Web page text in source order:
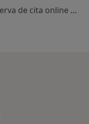
Este especialista no ofrece reserva de cita online en esta dirección.